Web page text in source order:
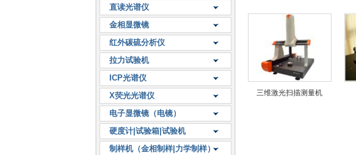
直读光谱仪
金相显微镜
红外碳硫分析仪
拉力试验机
ICP光谱仪
X荧光光谱仪
电子显微镜（电镜）
硬度计|试验箱|试验机
制样机（金相制样|力学制样）
三维激光扫描测量机